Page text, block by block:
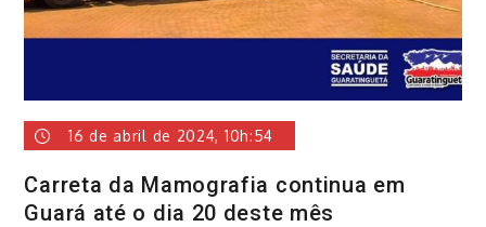
16 de abril de 2024, 10h:54
Carreta da Mamografia continua em
Guará até o dia 20 deste mês